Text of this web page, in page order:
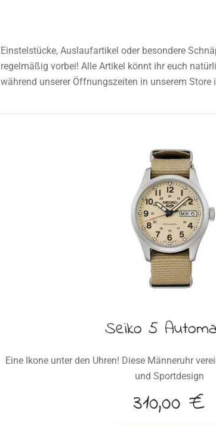
während unserer Öffnungszeiten in unserem Store
Seiko 5
Eine Ikone unter den Uhren! Diese Männeruhr
und Sportdesign
310,00 €